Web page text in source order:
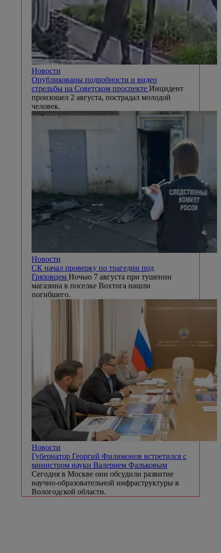
Новости
Опубликованы подробности и видео
стрельбы на Советском проспекте Инцидент
произошел 2 августа, пострадал молодой
человек.
Новости
СК начал проверку по трагедии под
Грязовцем Ночью 7 августа при тушении
магазина в поселке Вохтога нашли
погибшего.
Новости
Губернатор Георгий Филимонов встретился с
министром науки Валерием Фальковым
Сегодня в Москве они обсудили развитие
научно-образовательной инфраструктуры в
Вологодской области.